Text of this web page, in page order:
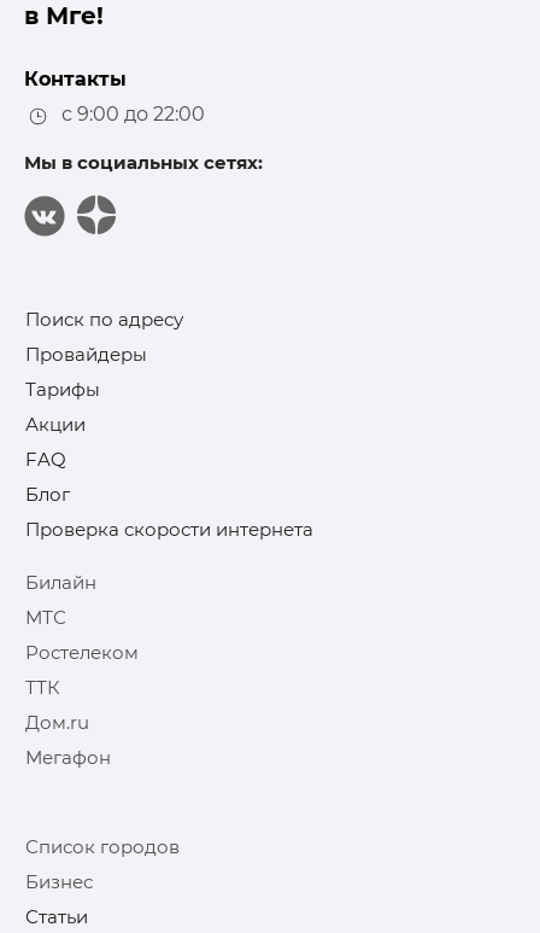
в Мге!
Контакты
с 9:00 до 22:00
Мы в социальных сетях:
Поиск по адресу
Провайдеры
Тарифы
Акции
FAQ
Блог
Проверка скорости интернета
Билайн
МТС
Ростелеком
ТТК
Дом.ru
Мегафон
Список городов
Бизнес
Статьи